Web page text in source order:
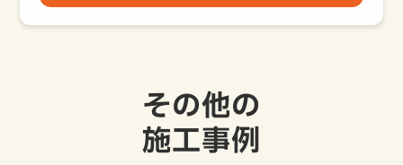
その他の
施工事例